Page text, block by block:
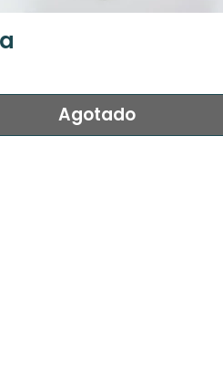
Agotado